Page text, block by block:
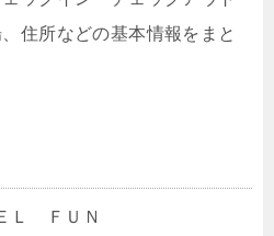
住所などの基本情報をまと
Ｌ ＦＵＮ